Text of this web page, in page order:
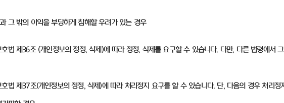
그 밖의 이익을 부당하게 침해할 우려가 있는 경우
법 제36조 (개인정보의 정정, 삭제)에 따라 정정, 삭제를 요구할 수 있습니다. 다만, 다른 법령에서
법 제37조(개인정보의 정정, 삭제)에 따라 처리정지 요구를 할 수 있습니다. 단, 다음의 경우 처리정